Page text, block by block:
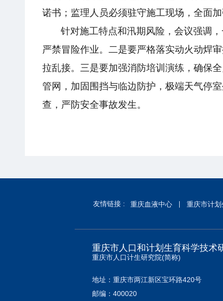
诺书；监理人员必须驻守施工现场，全面
针对施工特点和汛期风险 ，会议强调，
严禁冒险作业。二是要严格落实动火动焊
拉乱接。三是要加强消防培训演练，确保
管网，加固围挡与临边防护，极端天气停
查，严防安全事故发生。
友情链接 : 重庆血液中心 重庆市计
重庆市人口和计划生育科学技术
重庆市人口计生研究院(简称)
地址：重庆市两江新区宝环路420号
邮编：400020